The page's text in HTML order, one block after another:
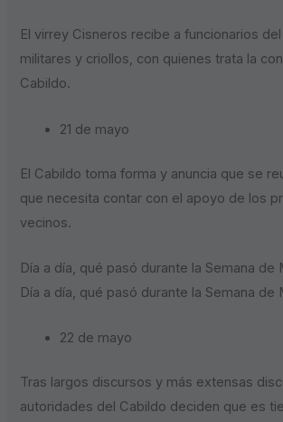
El virrey Cisneros recibe a funcionarios
militares y criollos, con quienes trata la
Cabildo.
21 de mayo
El Cabildo toma forma y anuncia que se
que necesita contar con el apoyo de los
vecinos.
Día a día, qué pasó durante la Semana de
Día a día, qué pasó durante la Semana de
22 de mayo
Tras largos discursos y más extensas
autoridades del Cabildo deciden que es